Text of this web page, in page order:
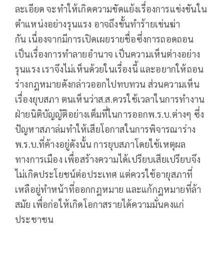
ละเอียด จะทำให้เกิดความขัดแย้งเรื่องการแข่งขันใน
ตำแหน่งอย่างรุนแรง อาจถึงขั้นทำร้ายเข่นฆ่า
กัน เนื่องจากมีการเปิดเผยรายชื่อซึ่งการถอดถอน
เป็นเรื่องการทำลายอำนาจ เป็นความเห็นต่างอย่าง
รุนแรง เราจึงไม่เห็นด้วยในเรื่องนี้ และอยากให้ถอน
ร่างกฎหมายดังกล่าวออกไปทบทวน ส่วนความเห็น
เรื่องยุบสภา ตนเห็นว่าส.ส.ควรใช้เวลาในการทำงาน
ฝ่ายนิติบัญญัติอย่างเต็มที่ในการออกพ.ร.บ.ต่างๆ ซึ่ง
ปัญหาสภาล่มทำให้เสียโอกาสในการพิจารณาร่าง
พ.ร.บ.ที่ค้างอยู่ดังนั้นการยุบสภาโดยใช้เหตุผล
ทางการเมือง เพื่อสร้างความได้เปรียบเสียเปรียบจึง
ไม่เกิดประโยชน์ต่อประเทศ แต่ควรใช้อายุสภาที่
เหลือยู่ทำหน้าที่ออกกฎหมาย และแก้กฎหมายที่ล้า
สมัย เพื่อก่อให้เกิดโอกาสรายได้ความมั่นคงแก่
ประชาชน